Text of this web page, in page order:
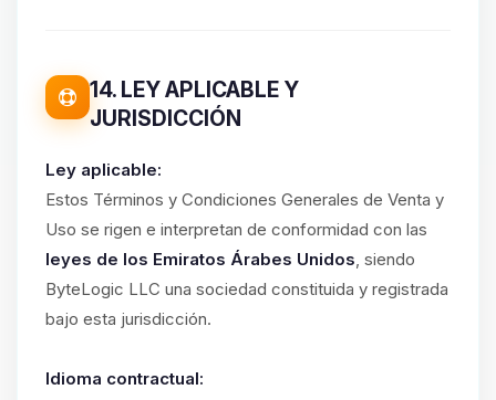
14. LEY APLICABLE Y
JURISDICCIÓN
Ley aplicable:
Estos Términos y Condiciones Generales de Venta y
Uso se rigen e interpretan de conformidad con las
leyes de los Emiratos Árabes Unidos, siendo
ByteLogic LLC una sociedad constituida y registrada
bajo esta jurisdicción.
Idioma contractual: